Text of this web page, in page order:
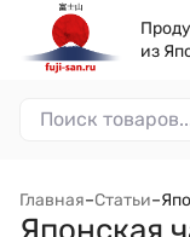
из
Главная–Статьи–